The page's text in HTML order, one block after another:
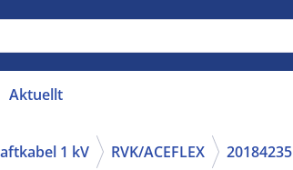
Aktuellt
1 kV RVK/ACEFLEX 20184235